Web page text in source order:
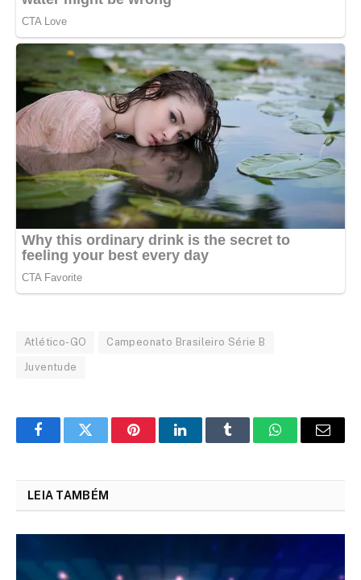
Atlético-GO Campeonato Brasileiro Série B
Juventude
FacebookTwitter PinterestLinkedInTumblr WhatsAppEmail
LEIA TAMBÉM